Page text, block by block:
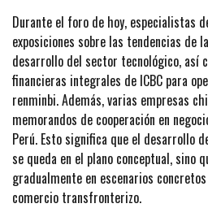
Durante el foro de hoy, especialistas
exposiciones sobre las tendencias de
desarrollo del sector tecnológico, así
financieras integrales de ICBC para
renminbi. Además, varias empresas
memorandos de cooperación en
Perú. Esto significa que el desarrollo
se queda en el plano conceptual, sino
gradualmente en escenarios
comercio transfronterizo.